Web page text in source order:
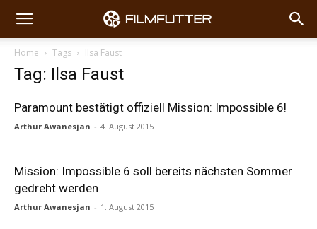
Home Tags Ilsa Faust
Tag: Ilsa Faust
Paramount bestätigt offiziell Mission: Impossible 6!
Arthur Awanesjan - 4. August 2015
Mission: Impossible 6 soll bereits nächsten Sommer
gedreht werden
Arthur Awanesjan - 1. August 2015